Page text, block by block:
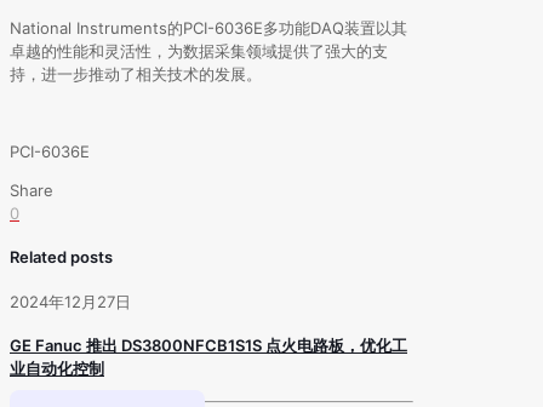
National Instruments的PCI-6036E多功能DAQ装置以其
卓越的性能和灵活性，为数据采集领域提供了强大的支
持，进一步推动了相关技术的发展。
PCI-6036E
Share
0
Related posts
2024年12月27日
GE Fanuc 推出 DS3800NFCB1S1S 点火电路板，优化工
业自动化控制